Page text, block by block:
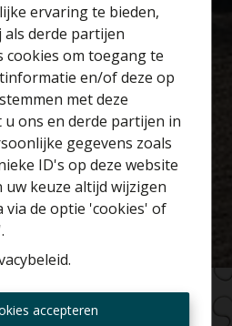
ervaring te bieden,
derde partijen
cookies om toegang te
en/of deze op
met deze
ons en derde partijen in
gegevens zoals
ID's op deze website
uw keuze altijd wijzigen
via de optie 'cookies' of
.
accepteren
naar de
van je huis?
schatting
eerste op de
van nieuwe